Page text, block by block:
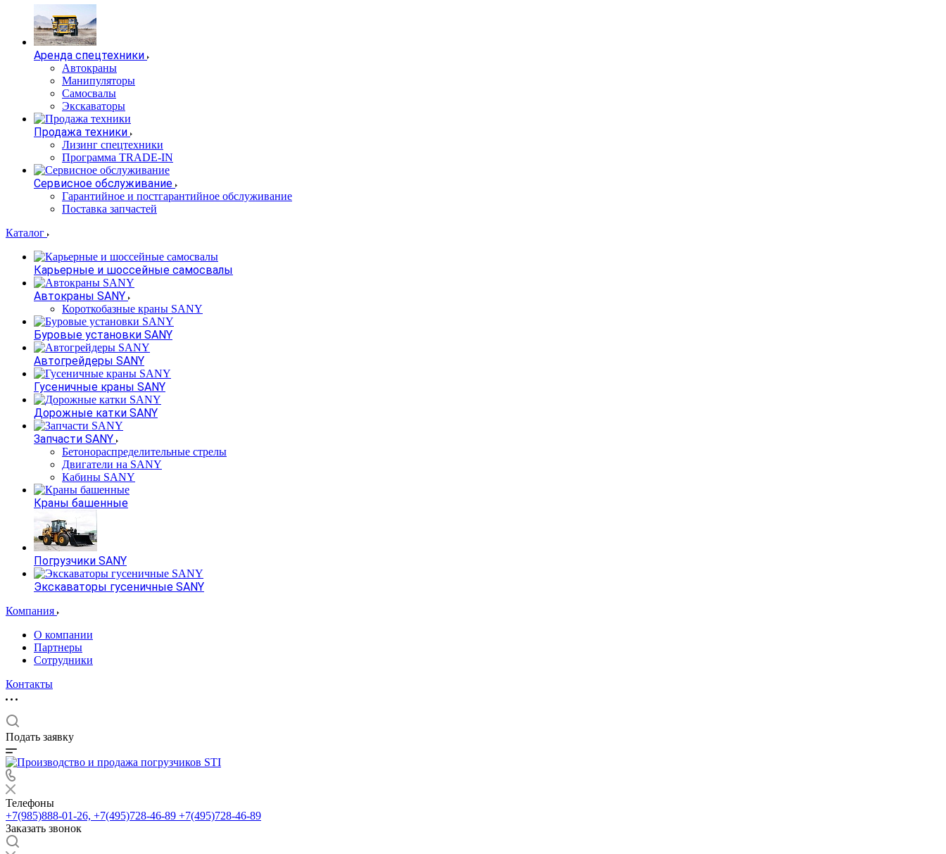
Аренда спецтехники
Автокраны
Манипуляторы
Самосвалы
Экскаваторы
Продажа техники
Лизинг спецтехники
Программа TRADE-IN
Сервисное обслуживание
Гарантийное и постгарантийное обслуживание
Поставка запчастей
Каталог
Карьерные и шоссейные самосвалы
Автокраны SANY
Короткобазные краны SANY
Буровые установки SANY
Автогрейдеры SANY
Гусеничные краны SANY
Дорожные катки SANY
Запчасти SANY
Бетонораспределительные стрелы
Двигатели на SANY
Кабины SANY
Краны башенные
Погрузчики SANY
Экскаваторы гусеничные SANY
Компания
О компании
Партнеры
Сотрудники
Контакты
Подать заявку
Телефоны
+7(985)888-01-26, +7(495)728-46-89 +7(495)728-46-89
Заказать звонок